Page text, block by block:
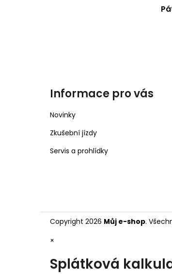
Informace pro vás
Novinky
Zkušební jízdy
Servis a prohlídky
Copyright 2026 Můj e-shop.
×
Splátková